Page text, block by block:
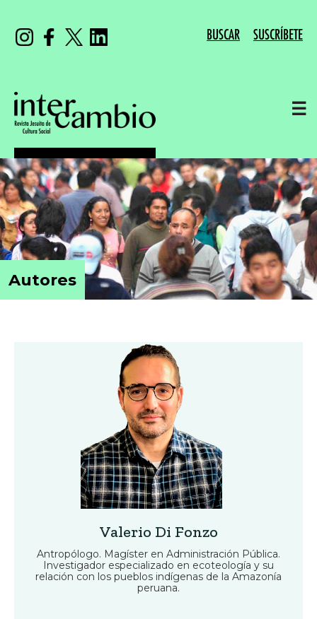
BUSCAR SUSCRÍBETE
☰
Autores
Valerio Di Fonzo
Antropólogo. Magíster en Administración Pública.
Investigador especializado en ecoteología y su
relación con los pueblos indígenas de la Amazonía
peruana.